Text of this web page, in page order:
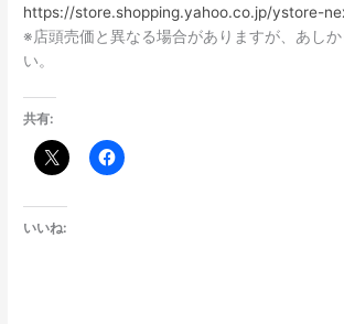
https://store.shopping.yahoo.co.jp/ystore-
※店頭売価と異なる場合がありますが、あし
い。
共有:
いいね: